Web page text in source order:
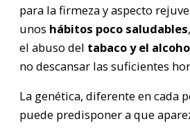
para la firmeza y aspecto
unos hábitos poco saludables
el abuso del tabaco y el
no descansar las suficientes
La genética, diferente en cada
puede predisponer a que